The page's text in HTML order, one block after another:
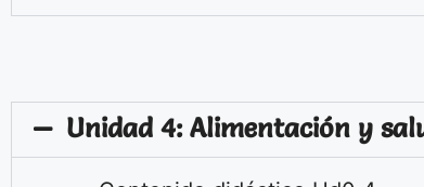
Unidad 4: Alimentación y